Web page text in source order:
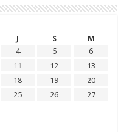
J S
M
4 5
6
11 12
13
18 19
20
25 26
27